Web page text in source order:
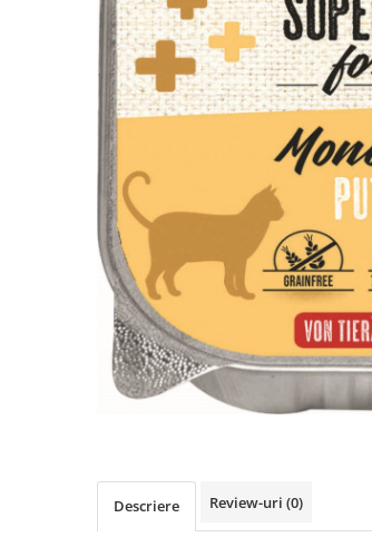
RECOMPENSE
VITAMINE & SUPLIMENTE
HRANA UMEDA
HRANA USCATA
PASARI EXOTICE
Descriere Review-uri (0)